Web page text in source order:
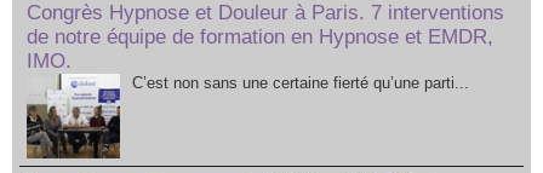
Congrès Hypnose et Douleur à Paris. 7 interventions
de notre équipe de formation en Hypnose et EMDR,
IMO.
C’est non sans une certaine fierté qu’une parti...